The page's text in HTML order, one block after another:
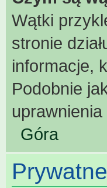
Wątki
stronie
informacje,
Podobnie
Góra